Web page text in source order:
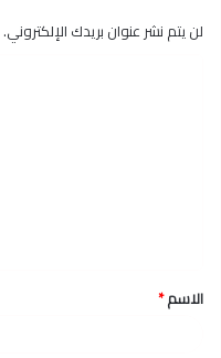
لن يتم نشر عنوان بريدك الإلكتروني.
*
الاسم*